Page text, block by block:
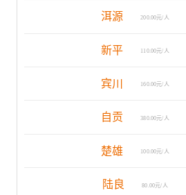
洱源 200.00元/人
新平 110.00元/人
宾川 160.00元/人
自贡 380.00元/人
楚雄 100.00元/人
陆良 80.00元/人